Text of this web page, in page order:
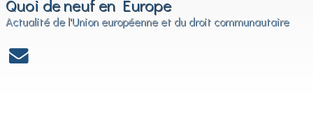
Quoi de neuf en Europe
Actualité de l'Union européenne et du droit communautaire